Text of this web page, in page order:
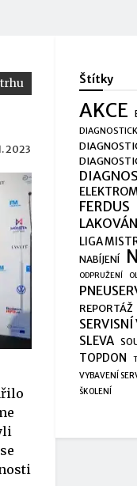
2023
Štítky
AKCE
FERDUS
LIGA
NABÍJENÍ
ODPRUŽENÍ
REPORTÁŽ
SLEVA
TOPDON
VYBAVENÍ
ŠKOLENÍ